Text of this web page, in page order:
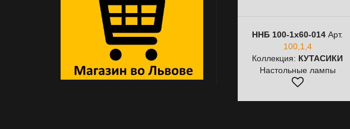
ННБ 100-1х60-014 Арт.
100,1,4
Коллекция: КУТАСИКИ
Настольные лампы